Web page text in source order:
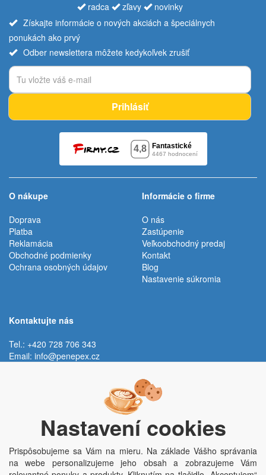
radca zľavy
novinky
Získajte informácie o nových akciách a špeciálnych
ponukách ako prvý
Odber newslettera môžete kedykoľvek zrušiť
Prihlásiť
O nákupe
Doprava
Platba
Reklamácia
Obchodné podmienky
Ochrana osobných údajov
Informácie o firme
O nás
Zastúpenie
Veľkoobchodný predaj
Kontakt
Blog
Nastavenie súkromia
Kontaktujte nás
Tel.: +420 728 706 343
Email: info@penepex.cz
Trávník 2076, 686 03 Staré Město
Nastavení cookies
Prispôsobujeme sa Vám na mieru. Na základe Vášho správania
na webe personalizujeme jeho obsah a zobrazujeme Vám